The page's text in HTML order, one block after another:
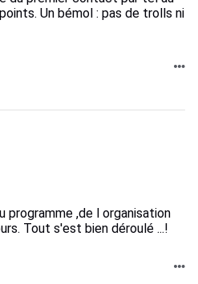
Un bémol : pas de trolls ni
programme ,de l organisation
Tout s'est bien déroulé ...!